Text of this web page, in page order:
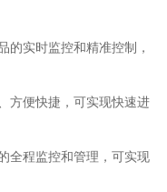
的实时监控和精准控制，
方便快捷，可实现快速进
全程监控和管理，可实现